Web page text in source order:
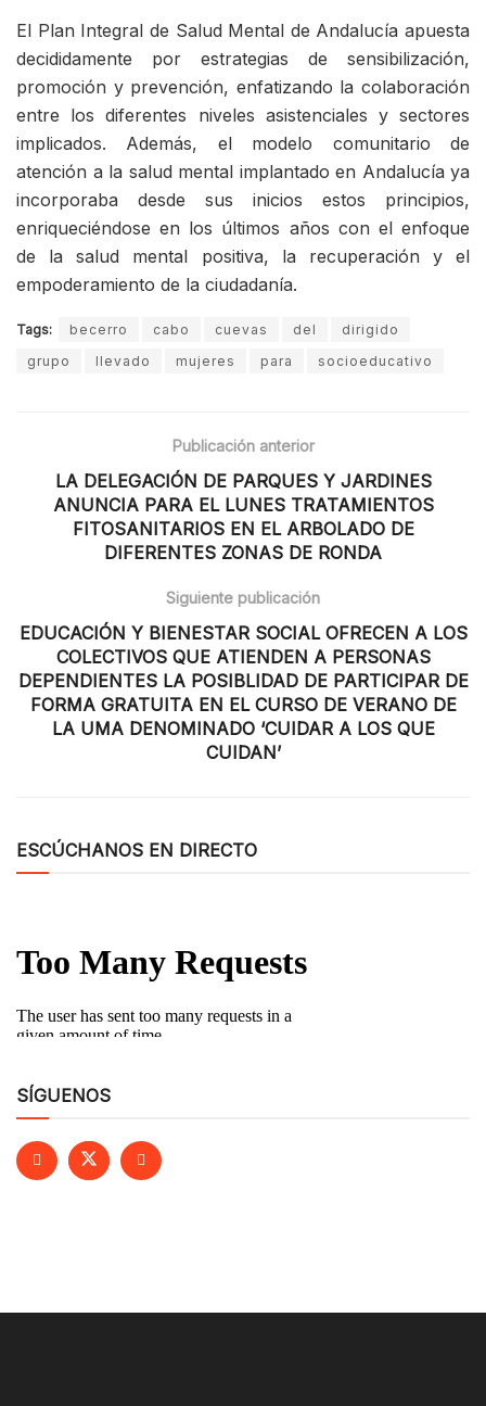
El Plan Integral de Salud Mental de Andalucía apuesta
decididamente por estrategias de sensibilización,
promoción y prevención, enfatizando la colaboración
entre los diferentes niveles asistenciales y sectores
implicados. Además, el modelo comunitario de
atención a la salud mental implantado en Andalucía ya
incorporaba desde sus inicios estos principios,
enriqueciéndose en los últimos años con el enfoque
de la salud mental positiva, la recuperación y el
empoderamiento de la ciudadanía.
Tags: becerro cabo cuevas del
dirigido
grupo
llevado mujeres para socioeducativo
Publicación anterior
LA DELEGACIÓN DE PARQUES Y JARDINES
ANUNCIA PARA EL LUNES TRATAMIENTOS
FITOSANITARIOS EN EL ARBOLADO DE
DIFERENTES ZONAS DE RONDA
Siguiente publicación
EDUCACIÓN Y BIENESTAR SOCIAL OFRECEN A LOS
COLECTIVOS QUE ATIENDEN A PERSONAS
DEPENDIENTES LA POSIBLIDAD DE PARTICIPAR DE
FORMA GRATUITA EN EL CURSO DE VERANO DE
LA UMA DENOMINADO ‘CUIDAR A LOS QUE
CUIDAN’
ESCÚCHANOS EN DIRECTO
SÍGUENOS